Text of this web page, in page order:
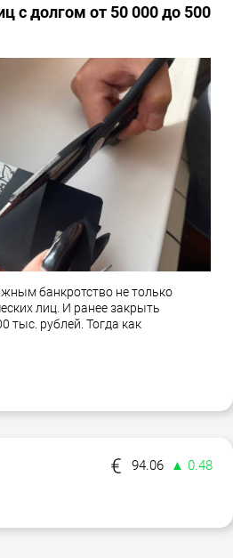
с долгом от 50 000 до 500
банкротство не только
лиц. И ранее закрыть
тыс. рублей. Тогда как
94.06
▲ 0.48